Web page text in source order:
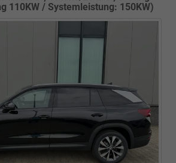
110KW / Systemleistung: 150KW)